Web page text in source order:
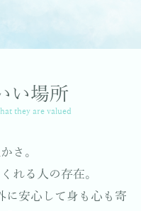
い場所
they are valued
さ。
れる人の存在。
に安心して身も心も寄